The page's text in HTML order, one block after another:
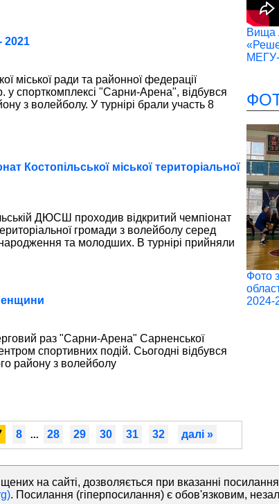
2021
міської ради та районної федерації
у спорткомплексі "Сарни-Арена", відбувся
з волейболу. У турнірі брали участь 8
Костопільської міської територіальної
ДЮСШ проходив відкритий чемпіонат
громади з волейболу серед
та молодших. В турнірі прийняли
раз "Сарни-Арена" Сарненської
спортивних подій. Сьогодні відбувся
району з волейболу
8 ... 28 29 30 31 32 далі »
Вища
Фото
2024-
на сайті, дозволяється при вказанні
. Посилання (гіперпосилання) є обов'язковим,